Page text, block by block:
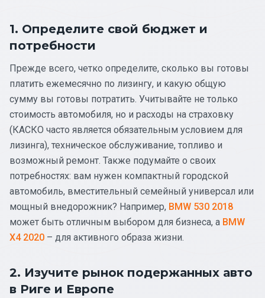
1. Определите свой бюджет и
потребности
Прежде всего, четко определите, сколько вы готовы
платить ежемесячно по лизингу, и какую общую
сумму вы готовы потратить. Учитывайте не только
стоимость автомобиля, но и расходы на страховку
(КАСКО часто является обязательным условием для
лизинга), техническое обслуживание, топливо и
возможный ремонт. Также подумайте о своих
потребностях: вам нужен компактный городской
автомобиль, вместительный семейный универсал или
мощный внедорожник? Например, BMW 530 2018
может быть отличным выбором для бизнеса, а BMW
X4 2020 – для активного образа жизни.
2. Изучите рынок подержанных авто
в Риге и Европе